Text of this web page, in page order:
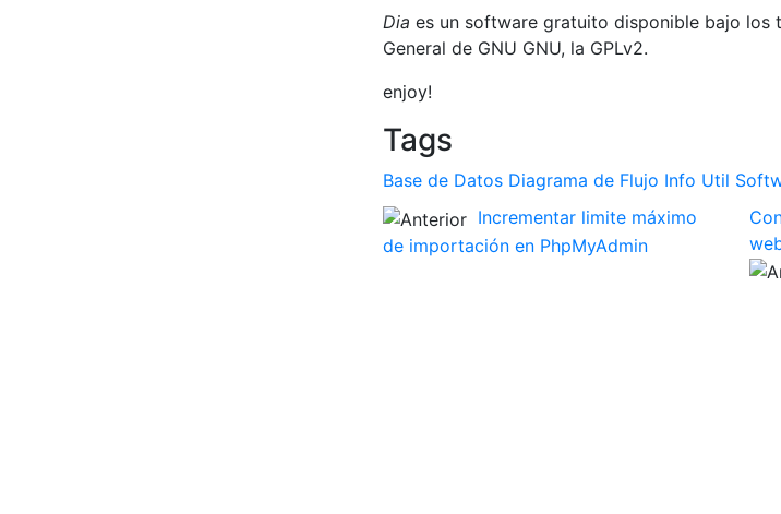
Dia es un software gratuito disponible bajo los
General de GNU GNU, la GPLv2.
enjoy!
Tags
Base de Datos Diagrama de Flujo Info Util
Incrementar limite máximo
de importación en PhpMyAdmin